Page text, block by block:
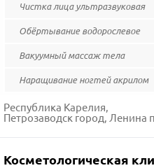
Чистка лица ультразвуковая
Обёртывание водорослевое
Вакуумный массаж тела
Наращивание ногтей акрилом
Республика Карелия,
Петрозаводск город, Ленина
Косметологическая